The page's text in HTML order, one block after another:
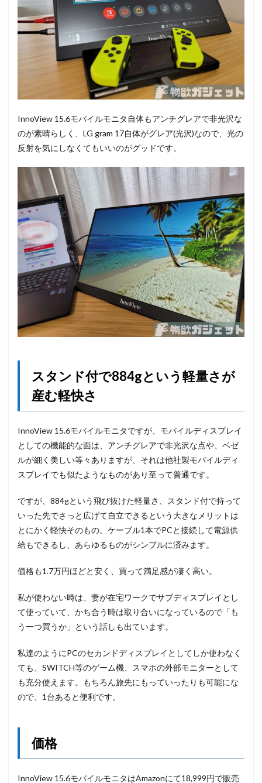
InnoView 15.6モバイルモニタ自体もアンチグレアで非光沢な
のが素晴らしく、LG gram 17自体がグレア(光沢)なので、光の
反射を気にしなくてもいいのがグッドです。
スタンド付で884gという軽量さが
産む軽快さ
InnoView 15.6モバイルモニタですが、モバイルディスプレイ
としての機能的な面は、アンチグレアで非光沢な点や、ベゼ
ルが細く美しい等々ありますが、それは他社製モバイルディ
スプレイでも似たようなものがあり至って普通です。
ですが、884gという飛び抜けた軽量さ、スタンド付で持って
いった先でさっと広げて自立できるという大きなメリットは
とにかく軽快そのもの。ケーブル1本でPCと接続して電源供
給もできるし、あらゆるものがシンプルに済みます。
価格も1.7万円ほどと安く、買って満足感が凄く高い。
私が使わない時は、妻が在宅ワークでサブディスプレイとし
て使っていて、かち合う時は取り合いになっているので「も
う一つ買うか」という話しも出ています。
私達のようにPCのセカンドディスプレイとしてしか使わなく
ても、SWITCH等のゲーム機、スマホの外部モニターとして
も充分使えます。もちろん旅先にもっていったりも可能にな
ので、1台あると便利です。
価格
InnoView 15.6モバイルモニタはAmazonにて18,999円で販売